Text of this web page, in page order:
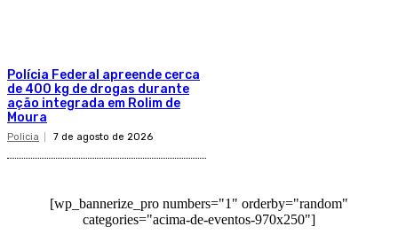
Polícia Federal apreende cerca
de 400 kg de drogas durante
ação integrada em Rolim de
Moura
Policia 7 de agosto de 2026
[wp_bannerize_pro numbers="1" orderby="random"
categories="acima-de-eventos-970x250"]